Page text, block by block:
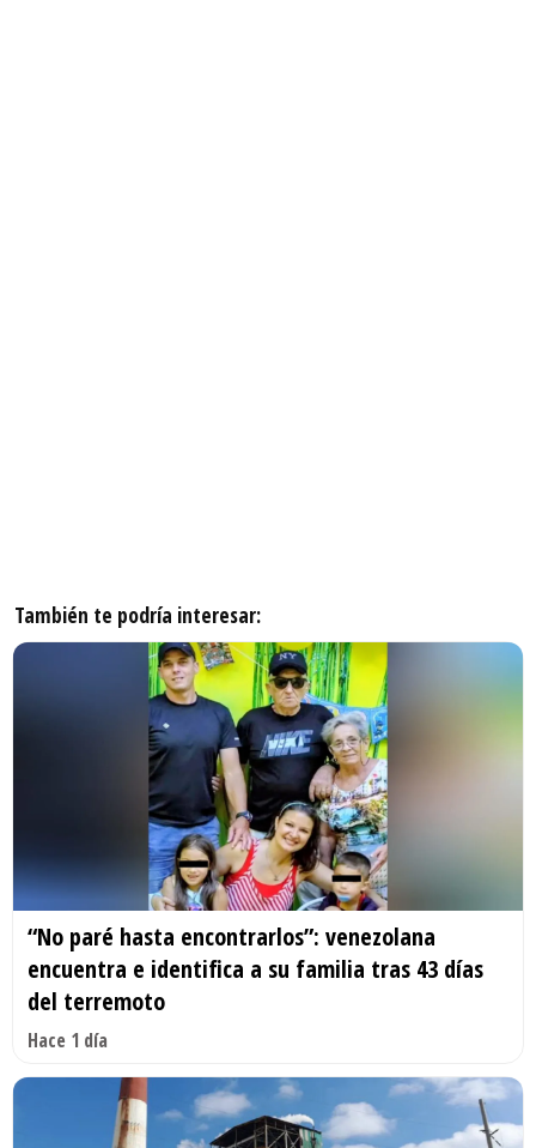
También te podría interesar:
“No paré hasta encontrarlos”: venezolana
encuentra e identifica a su familia tras 43 días
del terremoto
Hace 1 día